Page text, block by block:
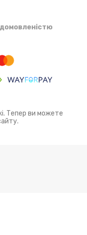
Тепер ви можете